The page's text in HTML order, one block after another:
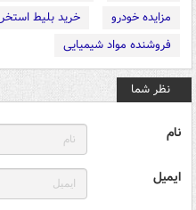
مزایده خودرو
خرید بلیط استخر
فروشنده مواد شیمیایی
نظر شما
نام
ایمیل